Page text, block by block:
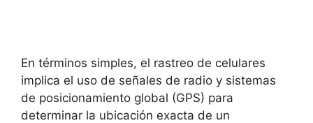
En términos simples, el rastreo de celulares
‌implica​ el uso de⁢ señales de radio y sistemas
⁤de posicionamiento global (GPS) para
determinar la ubicación exacta ​de un